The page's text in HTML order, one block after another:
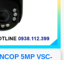
5MP VSC-